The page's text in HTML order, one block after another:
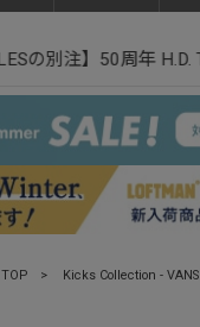
LOFTMAN RECRUIT
TOP > Kicks Collection - VANS